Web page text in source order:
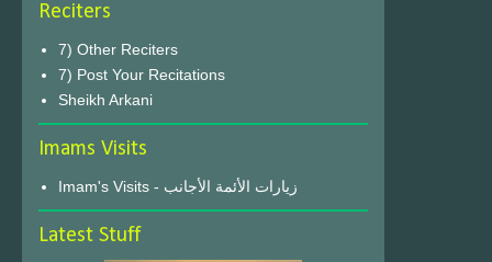
Reciters
7) Other Reciters
7) Post Your Recitations
Sheikh Arkani
Imams Visits
Imam's Visits - زيارات الأئمة الأجانب
Latest Stuff